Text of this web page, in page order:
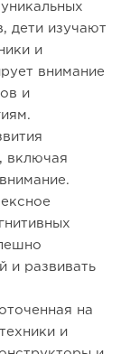
дети изучают
и
внимание
и
включая
и развивать
на
и